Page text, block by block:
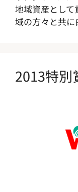
地域資産とし
域の方々と共
2013特別